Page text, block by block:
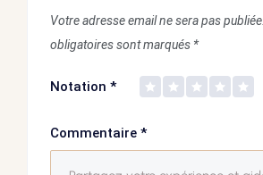
Votre adresse email ne sera pas publiée.
obligatoires sont marqués *
Notation *
Commentaire *